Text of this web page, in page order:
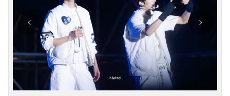
사진 탐색 가능